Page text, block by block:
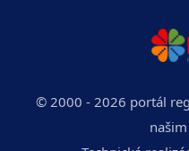
© 2000 - 2026 portál